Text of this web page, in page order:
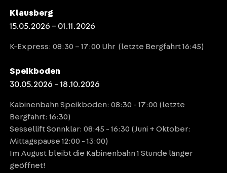
Klausberg
15.05.2026 – 01.11.2026
K-Express: 08:30 – 17:00 Uhr (letzte Bergfahrt 16:45)
Speikboden
30.05.2026 – 18.10.2026
Kabinenbahn Speikboden: 08:30 - 17:00 (letzte
Bergfahrt: 16:30)
Sessellift Sonnklar: 08:45 - 16:30 (Juni + Oktober:
Mittagspause 12:00 - 13:00)
Im August bleibt die Kabinenbahn 1 Stunde länger
geöffnet!